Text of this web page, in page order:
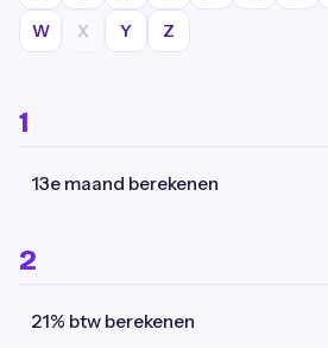
W
X Y Z
1
13e maand berekenen
2
21% btw berekenen